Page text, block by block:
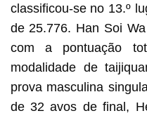
classificou-se no 13.º
de 25.776. Han Soi
com a pontuação
modalidade de
prova masculina
de 32 avos de final,